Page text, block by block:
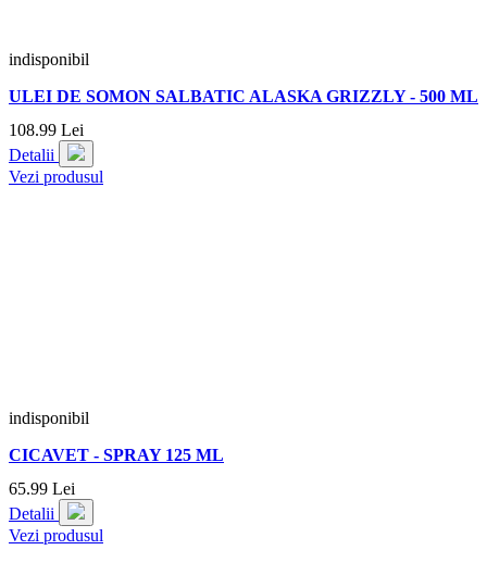
indisponibil
ULEI DE SOMON SALBATIC ALASKA GRIZZLY - 500 ML
108.99 Lei
Detalii
Vezi produsul
indisponibil
CICAVET - SPRAY 125 ML
65.99 Lei
Detalii
Vezi produsul